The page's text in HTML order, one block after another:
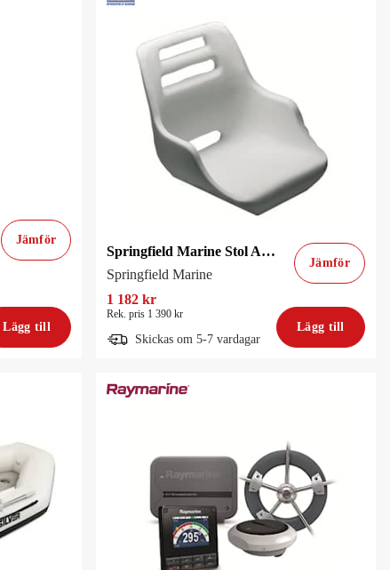
Jämför
Lägg till
Springfield Marine Stol Admiral 49
Springfield Marine
Jämför
1 182 kr
Rek. pris 1 390 kr
Skickas om 5-7 vardagar
Lägg till